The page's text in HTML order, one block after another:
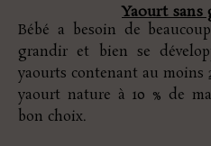
Yaourt sans
Bébé a besoin de
grandir et bien se
yaourts contenant au moins
yaourt nature à 10 % de
bon choix.